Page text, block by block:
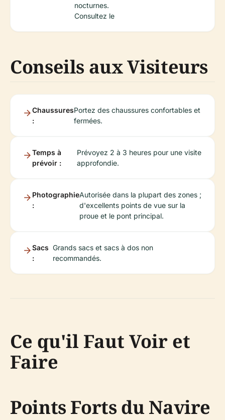
nocturnes.
Consultez le
Conseils aux Visiteurs
Chaussures
:
Portez des chaussures confortables et
fermées.
Temps à
prévoir :
Prévoyez 2 à 3 heures pour une visite
approfondie.
Photographie
:
Autorisée dans la plupart des zones ;
d'excellents points de vue sur la
proue et le pont principal.
Sacs
:
Grands sacs et sacs à dos non
recommandés.
Ce qu'il Faut Voir et
Faire
Points Forts du Navire